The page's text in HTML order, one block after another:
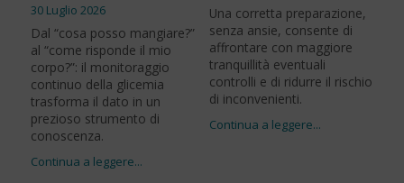
30 Luglio 2026
Dal “cosa posso mangiare?”
al “come risponde il mio
corpo?”: il monitoraggio
continuo della glicemia
trasforma il dato in un
prezioso strumento di
conoscenza.
Una corretta preparazione,
senza ansie, consente di
affrontare con maggiore
tranquillità eventuali
controlli e di ridurre il rischio
di inconvenienti.